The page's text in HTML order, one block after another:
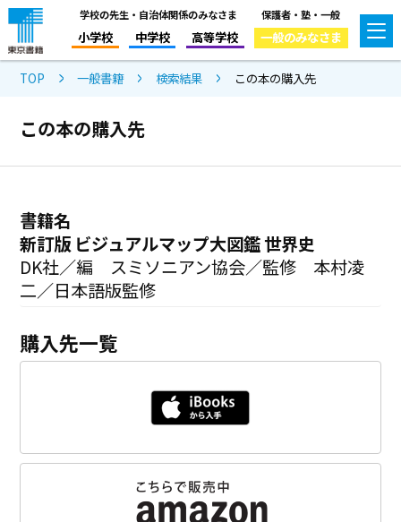
学校の先生・自治体関係のみなさま
小学校 中学校 高等学校
保護者・塾・一般
一般のみなさま
TOP 一般書籍 検索結果 この本の購入先
この本の購入先
書籍名
新訂版 ビジュアルマップ大図鑑 世界史
DK社／編 スミソニアン協会／監修 本村凌
二／日本語版監修
購入先一覧